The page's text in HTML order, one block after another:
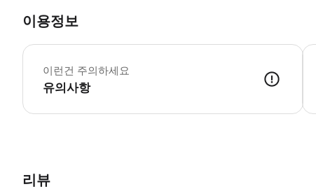
이용정보
이런건 주의하세요
유의사항
어
리뷰